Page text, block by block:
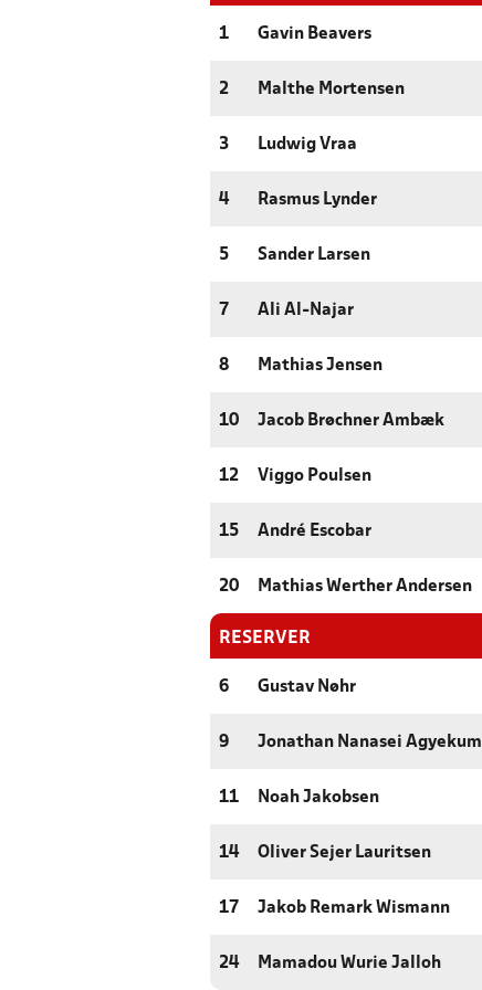
1 Gavin Beavers
2 Malthe Mortensen
3 Ludwig Vraa
4 Rasmus Lynder
5 Sander Larsen
7 Ali Al-Najar
8 Mathias Jensen
10 Jacob Brøchner Ambæk
12 Viggo Poulsen
15 André Escobar
20 Mathias Werther Andersen
RESERVER
6 Gustav Nøhr
9 Jonathan Nanasei Agyekum
11 Noah Jakobsen
14 Oliver Sejer Lauritsen
17 Jakob Remark Wismann
24 Mamadou Wurie Jalloh